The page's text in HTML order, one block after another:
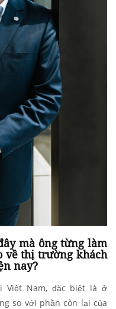
mà ông từng làm
về thị trường khách
nay?
Việt Nam, đặc biệt là ở
so với phần còn lại của